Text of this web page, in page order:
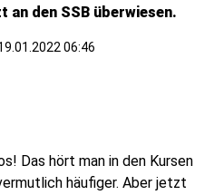
den SSB überwiesen.
06:46
Das hört man in den Kursen
häufiger. Aber jetzt